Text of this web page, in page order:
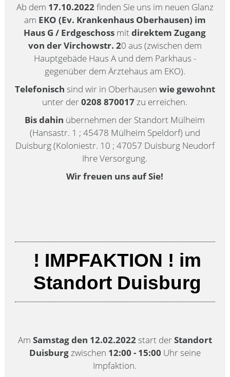
Ab dem 17.10.2022finden Sie uns im neuen Glanz
am EKO (Ev. Krankenhaus Oberhausen) im
Haus G / Erdgeschoss mitdirektem Zugang
von der Virchowstr. 20 aus (zwischen dem
Hauptgebäde Haus A und dem Parkhaus -
gegenüber dem Ärztehaus am EKO).
Telefonisch sind wir in Oberhausen wie gewohnt
unter der0208 870017zu erreichen.
Bis dahin übernehmen der Standort Mülheim
(Hansastr. 1 ; 45478 Mülheim Speldorf) und
Duisburg (Koloniestr. 10 ; 47057 Duisburg Neudorf
Ihre Versorgung.
Wir freuen uns auf Sie!
! IMPFAKTION ! im
Standort Duisburg
Am Samstag den 12.02.2022start derStandort
Duisburgzwischen 12:00 - 15:00 Uhr seine
Impfaktion.